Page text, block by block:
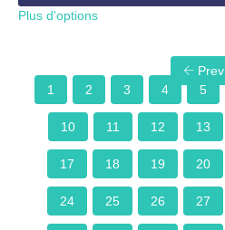
Plus d'options
Prev
1
2 3 4 5
10 11 12 13
17 18 19 20
24 25 26 27